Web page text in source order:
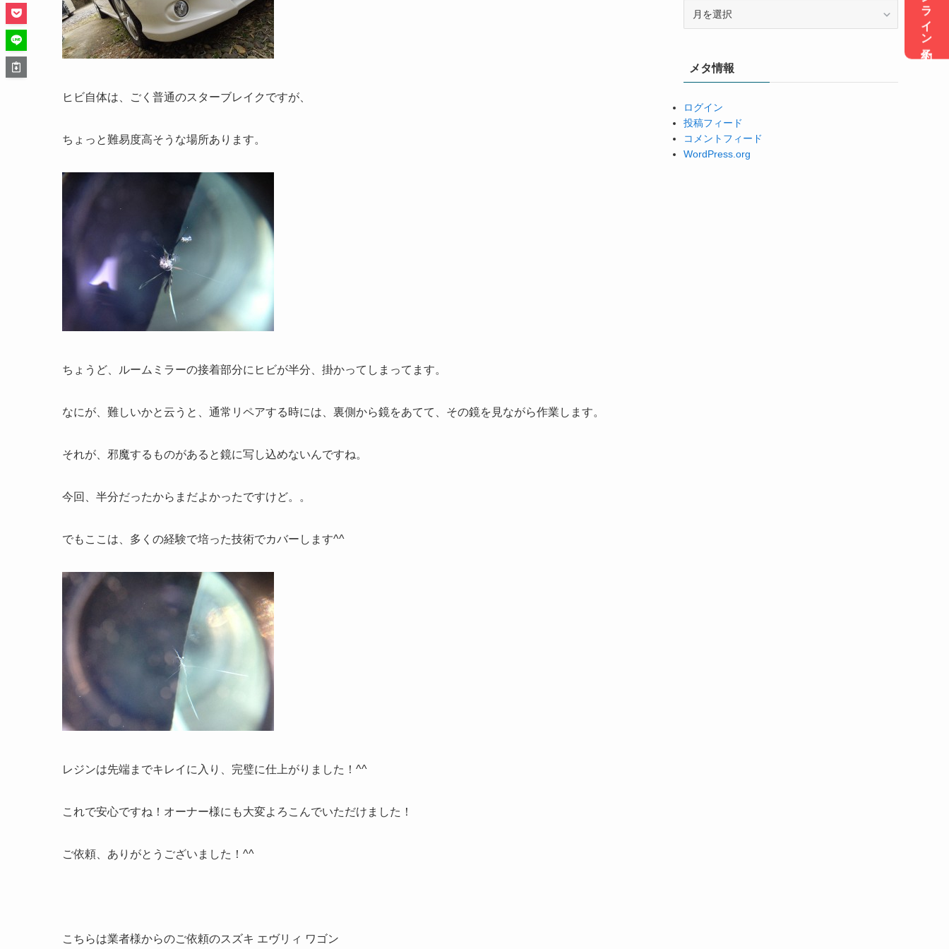
ヒビ自体は、ごく普通のスターブレイクですが、
ちょっと難易度高そうな場所あります。
ちょうど、ルームミラーの接着部分にヒビが半分、掛かってしまってます。
なにが、難しいかと云うと、通常リペアする時には、裏側から鏡をあてて、その鏡を見ながら作業します。
それが、邪魔するものがあると鏡に写し込めないんですね。
今回、半分だったからまだよかったですけど。。
でもここは、多くの経験で培った技術でカバーします^^
レジンは先端までキレイに入り、完璧に仕上がりました！^^
これで安心ですね！オーナー様にも大変よろこんでいただけました！
ご依頼、ありがとうございました！^^
こちらは業者様からのご依頼のスズキ エヴリィ ワゴン
ブメタ情報
ログイン
投稿フィード
コメントフィード
WordPress.org